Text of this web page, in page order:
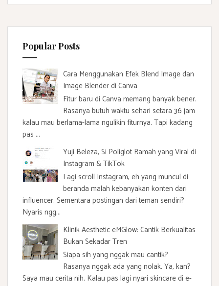
Popular Posts
Cara Menggunakan Efek Blend Image dan
Image Blender di Canva
Fitur baru di Canva memang banyak bener.
Rasanya butuh waktu sehari setara 36 jam
kalau mau berlama-lama ngulikin fiturnya. Tapi kadang
pas ...
Yuji Beleza, Si Poliglot Ramah yang Viral di
Instagram & TikTok
Lagi scroll Instagram, eh yang muncul di
beranda malah kebanyakan konten dari
influencer. Sementara postingan dari teman sendiri?
Nyaris ngg...
Klinik Aesthetic eMGlow: Cantik Berkualitas
Bukan Sekadar Tren
Siapa sih yang nggak mau cantik?
Rasanya nggak ada yang nolak. Ya, kan?
Saya mau cerita nih. Kalau pas lagi nyari skincare di e-